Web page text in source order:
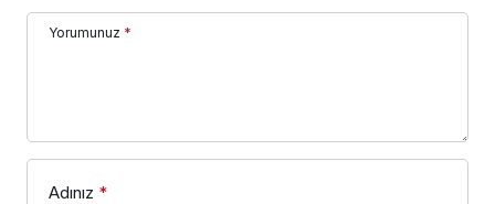
Yorumunuz *
Adınız *